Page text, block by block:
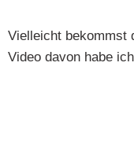
Vielleicht bekommst
Video davon habe